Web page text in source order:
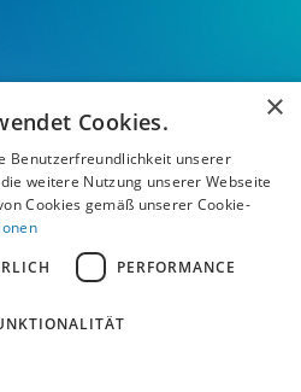
×
Cookies.
Benutzerfreundlichkeit unserer
weitere Nutzung unserer Webseite
Cookies gemäß unserer Cookie-
PERFORMANCE